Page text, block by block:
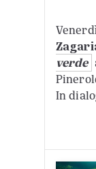
verde
In